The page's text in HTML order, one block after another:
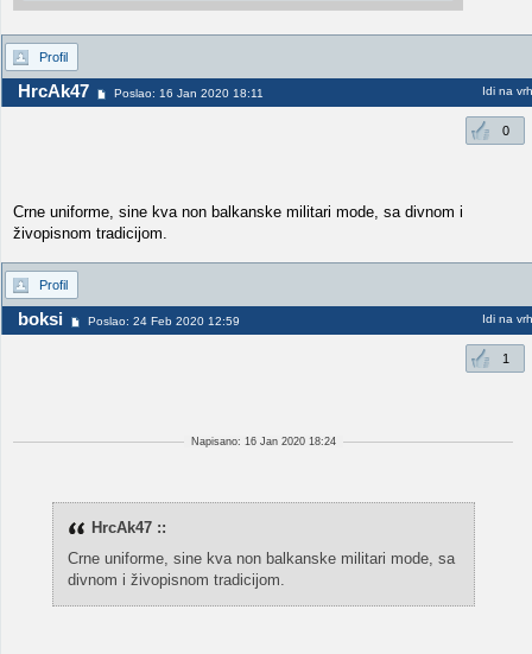
Profil
HrcAk47 Poslao: 16 Jan 2020 18:11 Idi na vrh
0
Crne uniforme, sine kva non balkanske militari mode, sa divnom i
živopisnom tradicijom.
Profil
boksi Poslao: 24 Feb 2020 12:59 Idi na vrh
1
Napisano: 16 Jan 2020 18:24
HrcAk47 ::
Crne uniforme, sine kva non balkanske militari mode, sa
divnom i živopisnom tradicijom.